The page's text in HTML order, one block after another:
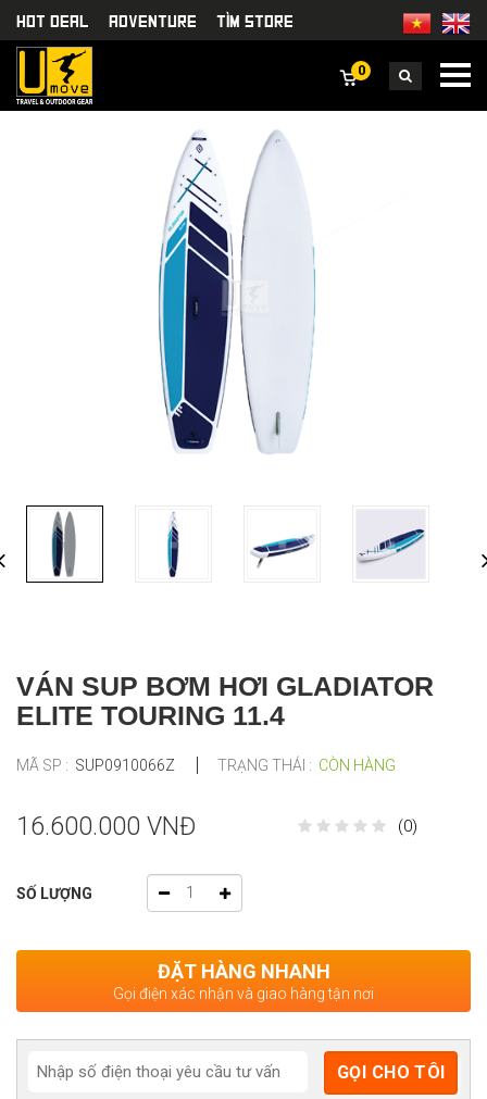
HOT DEAL Adventure TÌm Store
0
VÁN SUP BƠM HƠI GLADIATOR
ELITE TOURING 11.4
MÃ SP : SUP0910066Z TRẠNG THÁI : CÒN HÀNG
16.600.000 VNĐ (0)
SỐ LƯỢNG
ĐẶT HÀNG NHANH
Gọi điện xác nhận và giao hàng tận nơi